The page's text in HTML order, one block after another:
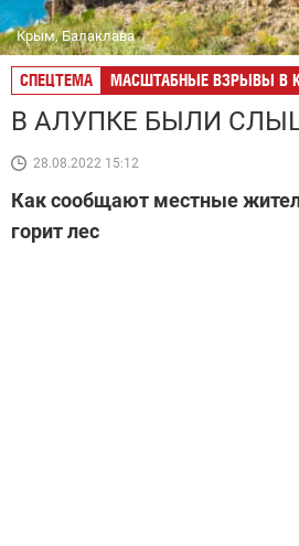
Крым, Балаклава
СПЕЦТЕМА МАСШТАБНЫЕ ВЗРЫВЫ В
В АЛУПКЕ БЫЛИ
28.08.2022 15:12
Как сообщают местные
горит лес